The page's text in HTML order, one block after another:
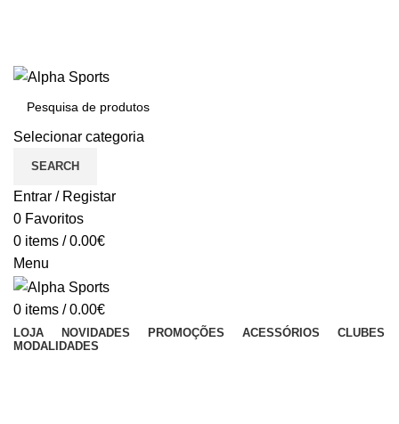
Selecionar categoria
SEARCH
Entrar / Registar
0 Favoritos
0 items / 0.00€
Menu
0 items / 0.00€
LOJA NOVIDADES PROMOÇÕES ACESSÓRIOS
CLUBES
MODALIDADES